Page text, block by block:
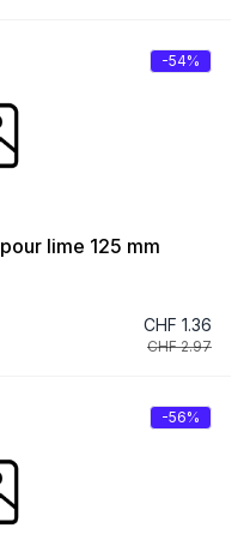
lime 125 mm
CHF 1.36
CHF 2.97
-54%
-56%